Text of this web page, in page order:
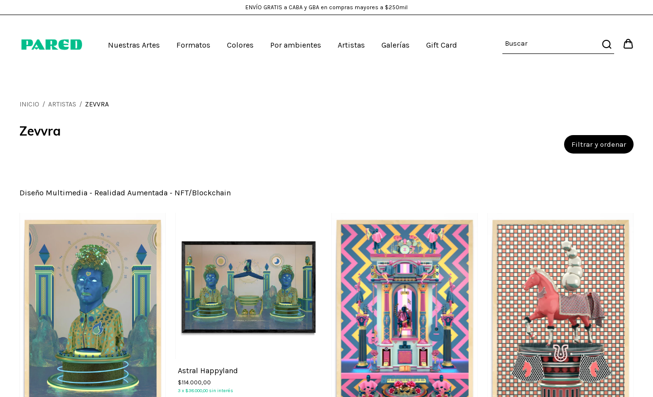
ENVÍO GRATIS a CABA y GBA en compras mayores a $250mil
Nuestras Artes Formatos Colores Por ambientes Artistas Galerías Gift Card
INICIO / ARTISTAS / ZEVVRA
Zevvra
Filtrar y ordenar
Diseño Multimedia - Realidad Aumentada - NFT/Blockchain
Astral Happyland
$114.000,00
3 x $38.000,00 sin interés